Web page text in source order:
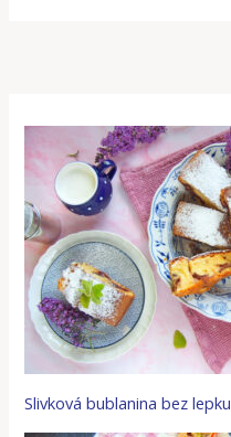
Slivková bublanina bez lepku